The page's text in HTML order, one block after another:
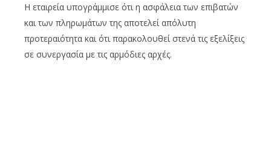
Η εταιρεία υπογράμμισε ότι η ασφάλεια των επιβατών
και των πληρωμάτων της αποτελεί απόλυτη
προτεραιότητα και ότι παρακολουθεί στενά τις εξελίξεις
σε συνεργασία με τις αρμόδιες αρχές.